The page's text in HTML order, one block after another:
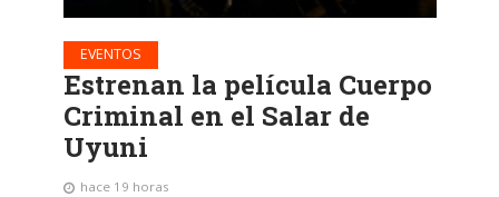
EVENTOS
Estrenan la película Cuerpo
Criminal en el Salar de
Uyuni
hace 19 horas